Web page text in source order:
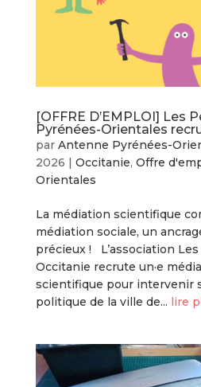
[OFFRE D’EMPLOI] Les
Pyrénées-Orientales
par Antenne Pyrénées-
2026 | Occitanie, Offre
Orientales
La médiation scientifique
médiation sociale, un
précieux ! L’association
Occitanie recrute un·e
scientifique pour intervenir
politique de la ville de... lire